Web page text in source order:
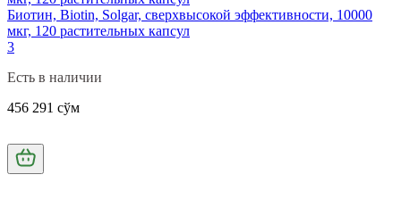
Биотин, Biotin, Solgar, сверхвысокой эффективности, 10000
мкг, 120 растительных капсул
3
Есть в наличии
456 291 сўм